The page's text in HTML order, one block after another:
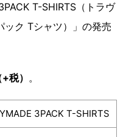
T-SHIRTS（トラヴ
ック Tシャツ）」の発売
税） 。
3PACK T-SHIRTS